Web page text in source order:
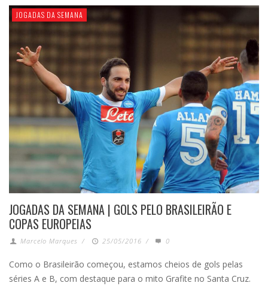
JOGADAS DA SEMANA
JOGADAS DA SEMANA | GOLS PELO BRASILEIRÃO E
COPAS EUROPEIAS
Marcelo Marques / 25/05/2016 / 0
Como o Brasileirão começou, estamos cheios de gols pelas
séries A e B, com destaque para o mito Grafite no Santa Cruz.